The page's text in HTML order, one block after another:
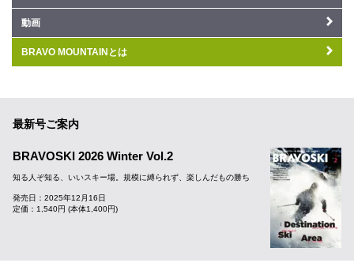
動画
BRAVO MOUNTAINとは
最新号ご案内
BRAVOSKI 2026 Winter Vol.2
知る人ぞ知る、いいスキー場。規模に縛られず、楽しんだもの勝ち
発売日：2025年12月16日
定価：1,540円 (本体1,400円)